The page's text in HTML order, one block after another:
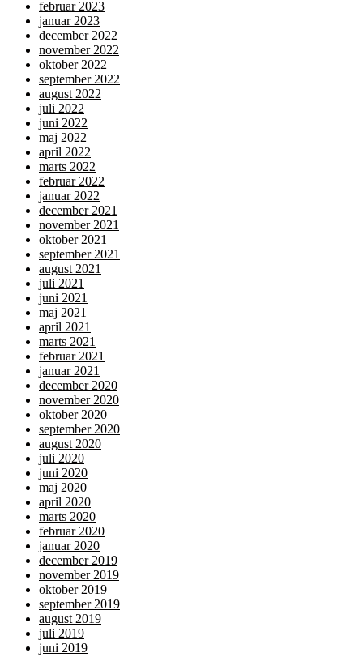
februar 2023
januar 2023
december 2022
november 2022
oktober 2022
september 2022
august 2022
juli 2022
juni 2022
maj 2022
april 2022
marts 2022
februar 2022
januar 2022
december 2021
november 2021
oktober 2021
september 2021
august 2021
juli 2021
juni 2021
maj 2021
april 2021
marts 2021
februar 2021
januar 2021
december 2020
november 2020
oktober 2020
september 2020
august 2020
juli 2020
juni 2020
maj 2020
april 2020
marts 2020
februar 2020
januar 2020
december 2019
november 2019
oktober 2019
september 2019
august 2019
juli 2019
juni 2019